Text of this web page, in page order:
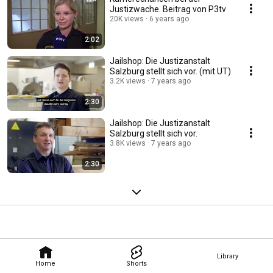
Home Shorts
Library
2:02
Justizwache. Beitrag von P3tv
20K views 6 years ago
2:30
Jailshop: Die Justizanstalt
Salzburg stellt sich vor. (mit UT)
3.2K views 7 years ago
2:30
Jailshop: Die Justizanstalt
Salzburg stellt sich vor.
3.8K views 7 years ago